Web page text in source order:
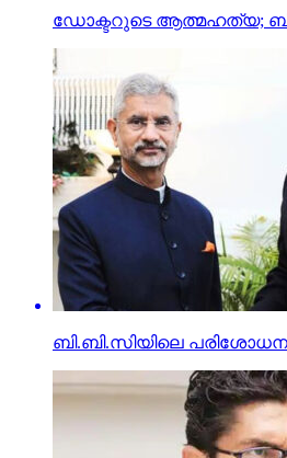
ഡോക്ടറുടെ ആത്മഹത്യ;
ബി.ബി.സിയിലെ പരിശോധന: